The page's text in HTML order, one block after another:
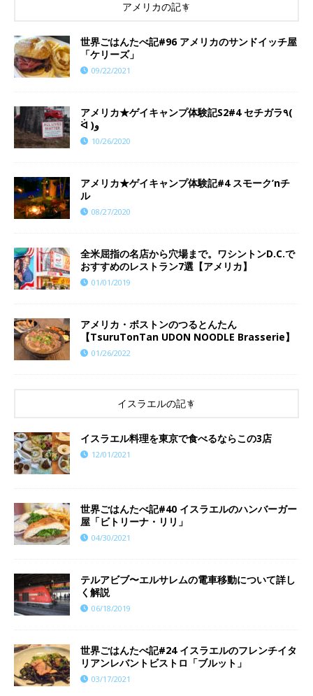
アメリカの記事
世界ごはんたべ記#96 アメリカのサンドイッチ屋
「ケリーズ」
09/22/2021
アメリカ★ゲイキャンプ体験記S2#4 セチガラ٩(
ᐛ )و
10/26/2020
アメリカ★ゲイキャンプ体験記#4 スモーク’nチ
ル
08/27/2020
全米屈指の名店から穴場まで。ワシントンD.C.で
おすすめのレストラン7選【アメリカ】
01/01/2019
アメリカ・ボストンのつるとんたん
【TsuruTonTan UDON NOODLE Brasserie】
01/26/2022
イスラエルの記事
イスラエル料理を東京で食べるならこの3店
12/01/2021
世界ごはんたべ記#40 イスラエルのハンバーガー
屋「ビトリーナ・リリ」
04/30/2021
テルアビブ〜エルサレムの電車移動について詳し
く解説
06/18/2019
世界ごはんたべ記#24 イスラエルのフレンチイタ
リアンレバントビストロ「ブルット」
03/17/2021